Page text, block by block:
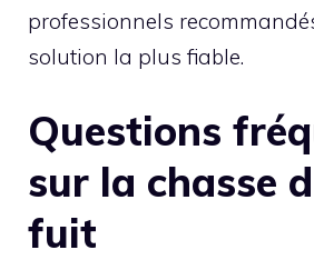
professionnels
solution la plus fiable.
Questions
sur la chasse
fuit